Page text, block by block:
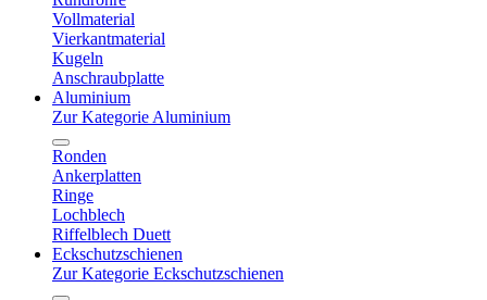
Vollmaterial
Vierkantmaterial
Kugeln
Anschraubplatte
Aluminium
Zur Kategorie Aluminium
Ronden
Ankerplatten
Ringe
Lochblech
Riffelblech Duett
Eckschutzschienen
Zur Kategorie Eckschutzschienen